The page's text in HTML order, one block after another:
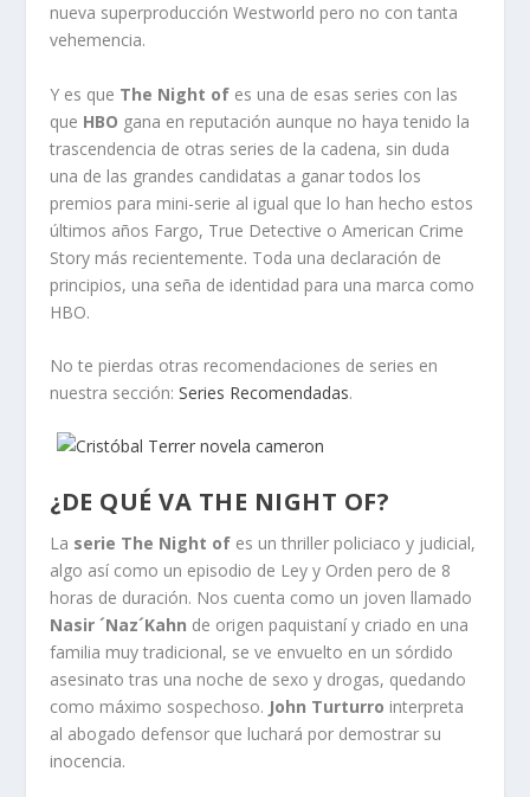
nueva superproducción Westworld pero no con tanta
vehemencia.
Y es que The Night of es una de esas series con las
que HBO gana en reputación aunque no haya tenido la
trascendencia de otras series de la cadena, sin duda
una de las grandes candidatas a ganar todos los
premios para mini-serie al igual que lo han hecho estos
últimos años Fargo, True Detective o American Crime
Story más recientemente. Toda una declaración de
principios, una seña de identidad para una marca como
HBO.
No te pierdas otras recomendaciones de series en
nuestra sección:Series Recomendadas.
¿DE QUÉ VA THE NIGHT OF?
La serie The Night of es un thriller policiaco y judicial,
algo así como un episodio de Ley y Orden pero de 8
horas de duración. Nos cuenta como un joven llamado
Nasir ´Naz´Kahn de origen paquistaní y criado en una
familia muy tradicional, se ve envuelto en un sórdido
asesinato tras una noche de sexo y drogas, quedando
como máximo sospechoso. John Turturro interpreta
al abogado defensor que luchará por demostrar su
inocencia.